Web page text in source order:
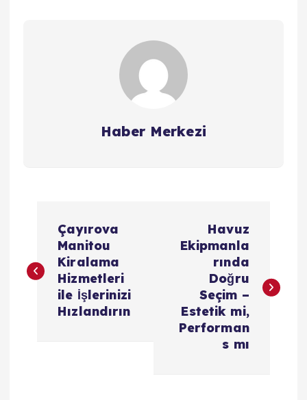
Haber Merkezi
z
Çayırova
Manitou
Kiralama
Hizmetleri
ile İşlerinizi
Hızlandırın
Havuz
Ekipmanla
rında
Doğru
Seçim –
Estetik mi,
Performan
s mı